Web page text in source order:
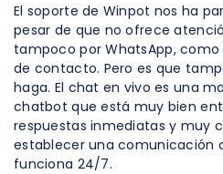
El soporte de Winpot nos ha
pesar de que no ofrece
tampoco por WhatsApp,
de contacto. Pero es que
haga. El chat en vivo es una
chatbot que está muy bien
respuestas inmediatas y muy
establecer una comunicación
funciona 24/7.